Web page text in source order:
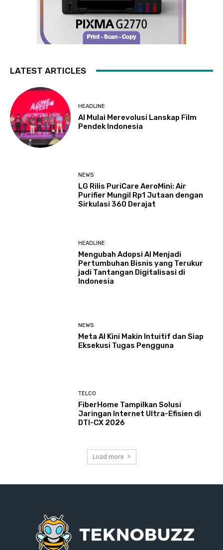
LATEST ARTICLES
HEADLINE
AI Mulai Merevolusi Lanskap Film
Pendek Indonesia
NEWS
LG Rilis PuriCare AeroMini: Air
Purifier Mungil Rp1 Jutaan dengan
Sirkulasi 360 Derajat
HEADLINE
Mengubah Adopsi AI Menjadi
Pertumbuhan Bisnis yang Terukur
jadi Tantangan Digitalisasi di
Indonesia
NEWS
Meta AI Kini Makin Intuitif dan Siap
Eksekusi Tugas Pengguna
TELCO
FiberHome Tampilkan Solusi
Jaringan Internet Ultra-Efisien di
DTI-CX 2026
Load more